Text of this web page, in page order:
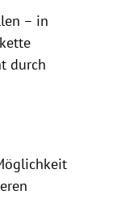
– in
durch